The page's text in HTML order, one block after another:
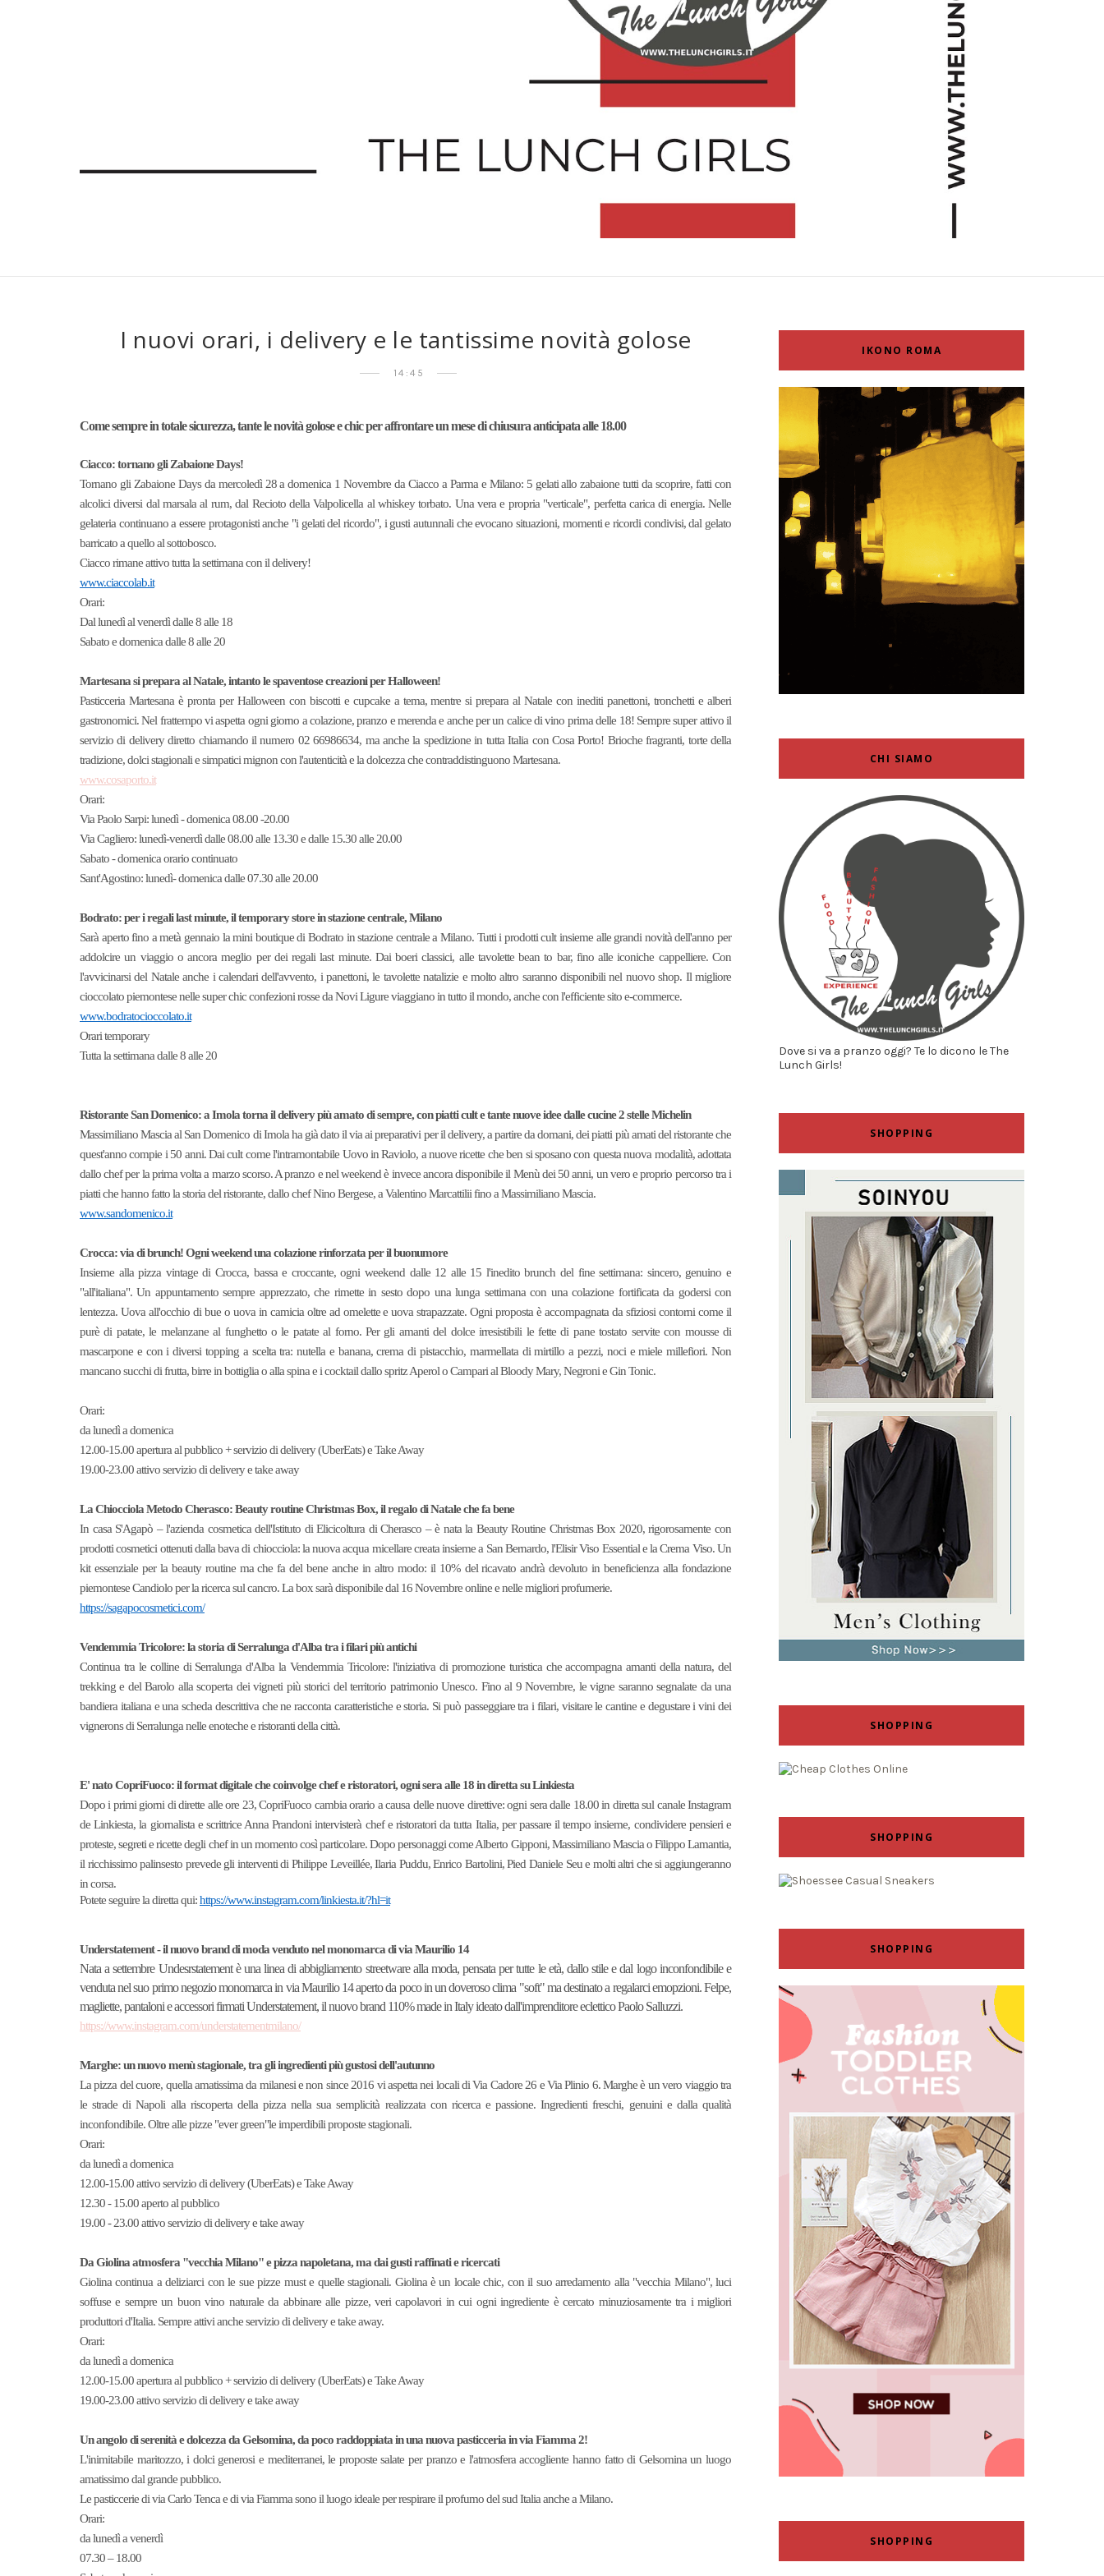
I nuovi orari, i delivery e le tantissime novità golose
14:45
Come sempre in totale sicurezza, tante le novità golose e chic per affrontare un mese di chiusura anticipata alle 18.00
Ciacco: tornano gli Zabaione Days!
Tornano gli Zabaione Days da mercoledì 28 a domenica 1 Novembre da Ciacco a Parma e Milano: 5 gelati allo zabaione tutti da scoprire, fatti con
alcolici diversi dal marsala al rum, dal Recioto della Valpolicella al whiskey torbato. Una vera e propria "verticale", perfetta carica di energia. Nelle
gelateria continuano a essere protagonisti anche "i gelati del ricordo", i gusti autunnali che evocano situazioni, momenti e ricordi condivisi, dal gelato
barricato a quello al sottobosco.
Ciacco rimane attivo tutta la settimana con il delivery!
www.ciaccolab.it
Orari:
Dal lunedì al venerdì dalle 8 alle 18
Sabato e domenica dalle 8 alle 20
Martesana si prepara al Natale, intanto le spaventose creazioni per Halloween!
Pasticceria Martesana è pronta per Halloween con biscotti e cupcake a tema, mentre si prepara al Natale con inediti panettoni, tronchetti e alberi
gastronomici. Nel frattempo vi aspetta ogni giorno a colazione, pranzo e merenda e anche per un calice di vino prima delle 18! Sempre super attivo il
servizio di delivery diretto chiamando il numero 02 66986634, ma anche la spedizione in tutta Italia con Cosa Porto! Brioche fragranti, torte della
tradizione, dolci stagionali e simpatici mignon con l'autenticità e la dolcezza che contraddistinguono Martesana.
www.cosaporto.it
Orari:
Via Paolo Sarpi: lunedì - domenica 08.00 -20.00
Via Cagliero: lunedì-venerdì dalle 08.00 alle 13.30 e dalle 15.30 alle 20.00
Sabato - domenica orario continuato
Sant'Agostino: lunedì- domenica dalle 07.30 alle 20.00
Bodrato: per i regali last minute, il temporary store in stazione centrale, Milano
Sarà aperto fino a metà gennaio la mini boutique di Bodrato in stazione centrale a Milano. Tutti i prodotti cult insieme alle grandi novità dell'anno per
addolcire un viaggio o ancora meglio per dei regali last minute. Dai boeri classici, alle tavolette bean to bar, fino alle iconiche cappelliere. Con
l'avvicinarsi del Natale anche i calendari dell'avvento, i panettoni, le tavolette natalizie e molto altro saranno disponibili nel nuovo shop. Il migliore
cioccolato piemontese nelle super chic confezioni rosse da Novi Ligure viaggiano in tutto il mondo, anche con l'efficiente sito e-commerce.
www.bodratocioccolato.it
Orari temporary
Tutta la settimana dalle 8 alle 20
Ristorante San Domenico: a Imola torna il delivery più amato di sempre, con piatti cult e tante nuove idee dalle cucine 2 stelle Michelin
Massimiliano Mascia al San Domenico di Imola ha già dato il via ai preparativi per il delivery, a partire da domani, dei piatti più amati del ristorante che
quest'anno compie i 50 anni. Dai cult come l'intramontabile Uovo in Raviolo, a nuove ricette che ben si sposano con questa nuova modalità, adottata
dallo chef per la prima volta a marzo scorso. A pranzo e nel weekend è invece ancora disponibile il Menù dei 50 anni, un vero e proprio percorso tra i
piatti che hanno fatto la storia del ristorante, dallo chef Nino Bergese, a Valentino Marcattilii fino a Massimiliano Mascia.
www.sandomenico.it
Crocca: via di brunch! Ogni weekend una colazione rinforzata per il buonumore
Insieme alla pizza vintage di Crocca, bassa e croccante, ogni weekend dalle 12 alle 15 l'inedito brunch del fine settimana: sincero, genuino e
"all'italiana". Un appuntamento sempre apprezzato, che rimette in sesto dopo una lunga settimana con una colazione fortificata da godersi con
lentezza. Uova all'occhio di bue o uova in camicia oltre ad omelette e uova strapazzate. Ogni proposta è accompagnata da sfiziosi contorni come il
purè di patate, le melanzane al funghetto o le patate al forno. Per gli amanti del dolce irresistibili le fette di pane tostato servite con mousse di
mascarpone e con i diversi topping a scelta tra: nutella e banana, crema di pistacchio, marmellata di mirtillo a pezzi, noci e miele millefiori. Non
mancano succhi di frutta, birre in bottiglia o alla spina e i cocktail dallo spritz Aperol o Campari al Bloody Mary, Negroni e Gin Tonic.
Orari:
da lunedì a domenica
12.00-15.00 apertura al pubblico + servizio di delivery (UberEats) e Take Away
19.00-23.00 attivo servizio di delivery e take away
La Chiocciola Metodo Cherasco: Beauty routine Christmas Box, il regalo di Natale che fa bene
In casa S'Agapò – l'azienda cosmetica dell'Istituto di Elicicoltura di Cherasco – è nata la Beauty Routine Christmas Box 2020, rigorosamente con
prodotti cosmetici ottenuti dalla bava di chiocciola: la nuova acqua micellare creata insieme a San Bernardo, l'Elisir Viso Essential e la Crema Viso. Un
kit essenziale per la beauty routine ma che fa del bene anche in altro modo: il 10% del ricavato andrà devoluto in beneficienza alla fondazione
piemontese Candiolo per la ricerca sul cancro. La box sarà disponibile dal 16 Novembre online e nelle migliori profumerie.
https://sagapocosmetici.com/
Vendemmia Tricolore: la storia di Serralunga d'Alba tra i filari più antichi
Continua tra le colline di Serralunga d'Alba la Vendemmia Tricolore: l'iniziativa di promozione turistica che accompagna amanti della natura, del
trekking e del Barolo alla scoperta dei vigneti più storici del territorio patrimonio Unesco. Fino al 9 Novembre, le vigne saranno segnalate da una
bandiera italiana e una scheda descrittiva che ne racconta caratteristiche e storia. Si può passeggiare tra i filari, visitare le cantine e degustare i vini dei
vignerons di Serralunga nelle enoteche e ristoranti della città.
E' nato CopriFuoco: il format digitale che coinvolge chef e ristoratori, ogni sera alle 18 in diretta su Linkiesta
Dopo i primi giorni di dirette alle ore 23, CopriFuoco cambia orario a causa delle nuove direttive: ogni sera dalle 18.00 in diretta sul canale Instagram
de Linkiesta, la giornalista e scrittrice Anna Prandoni intervisterà chef e ristoratori da tutta Italia, per passare il tempo insieme, condividere pensieri e
proteste, segreti e ricette degli chef in un momento così particolare. Dopo personaggi come Alberto Gipponi, Massimiliano Mascia o Filippo Lamantia,
il ricchissimo palinsesto prevede gli interventi di Philippe Leveillée, Ilaria Puddu, Enrico Bartolini, Pied Daniele Seu e molti altri che si aggiungeranno
in corsa.
Potete seguire la diretta qui:https://www.instagram.com/linkiesta.it/?hl=it
Understatement - il nuovo brand di moda venduto nel monomarca di via Maurilio 14
Nata a settembre Undesrstatement è una linea di abbigliamento streetware alla moda, pensata per tutte le età, dallo stile e dal logo inconfondibile e
venduta nel suo primo negozio monomarca in via Maurilio 14 aperto da poco in un doveroso clima "soft" ma destinato a regalarci emopzioni. Felpe,
magliette, pantaloni e accessori firmati Understatement, il nuovo brand 110% made in Italy ideato dall'imprenditore eclettico Paolo Salluzzi.
https://www.instagram.com/understatementmilano/
Marghe: un nuovo menù stagionale, tra gli ingredienti più gustosi dell'autunno
La pizza del cuore, quella amatissima da milanesi e non since 2016 vi aspetta nei locali di Via Cadore 26 e Via Plinio 6. Marghe è un vero viaggio tra
le strade di Napoli alla riscoperta della pizza nella sua semplicità realizzata con ricerca e passione. Ingredienti freschi, genuini e dalla qualità
inconfondibile. Oltre alle pizze "ever green"le imperdibili proposte stagionali.
Orari:
da lunedì a domenica
12.00-15.00 attivo servizio di delivery (UberEats) e Take Away
12.30 - 15.00 aperto al pubblico
19.00 - 23.00 attivo servizio di delivery e take away
Da Giolina atmosfera "vecchia Milano" e pizza napoletana, ma dai gusti raffinati e ricercati
Giolina continua a deliziarci con le sue pizze must e quelle stagionali. Giolina è un locale chic, con il suo arredamento alla "vecchia Milano", luci
soffuse e sempre un buon vino naturale da abbinare alle pizze, veri capolavori in cui ogni ingrediente è cercato minuziosamente tra i migliori
produttori d'Italia. Sempre attivi anche servizio di delivery e take away.
Orari:
da lunedì a domenica
12.00-15.00 apertura al pubblico + servizio di delivery (UberEats) e Take Away
19.00-23.00 attivo servizio di delivery e take away
Un angolo di serenità e dolcezza da Gelsomina, da poco raddoppiata in una nuova pasticceria in via Fiamma 2!
L'inimitabile maritozzo, i dolci generosi e mediterranei, le proposte salate per pranzo e l'atmosfera accogliente hanno fatto di Gelsomina un luogo
amatissimo dal grande pubblico.
Le pasticcerie di via Carlo Tenca e di via Fiamma sono il luogo ideale per respirare il profumo del sud Italia anche a Milano.
Orari:
da lunedì a venerdì
07.30 – 18.00
IKONO ROMA
CHI SIAMO
Dove si va a pranzo oggi? Te lo dicono le The
Lunch Girls!
SHOPPING
SHOPPING
SHOPPING
SHOPPING
SHOPPING